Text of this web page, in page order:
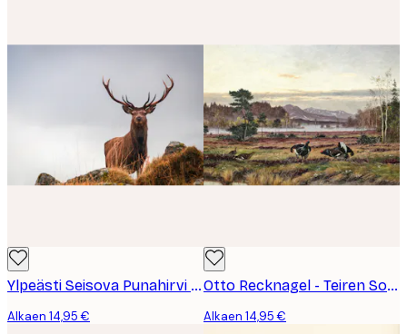
Ylpeästi Seisova Punahirvi Uros Juliste
Alkaen 14,95 €
Otto Recknagel - Teiren Soidinleikki Juliste
Alkaen 14,95 €